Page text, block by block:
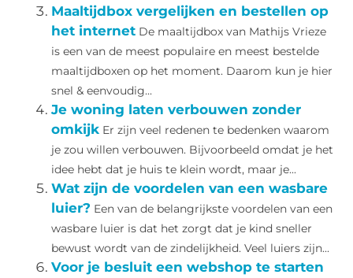
Maaltijdbox vergelijken en bestellen op
het internet De maaltijdbox van Mathijs Vrieze
is een van de meest populaire en meest bestelde
maaltijdboxen op het moment. Daarom kun je hier
snel & eenvoudig...
Je woning laten verbouwen zonder
omkijk Er zijn veel redenen te bedenken waarom
je zou willen verbouwen. Bijvoorbeeld omdat je het
idee hebt dat je huis te klein wordt, maar je...
Wat zijn de voordelen van een wasbare
luier? Een van de belangrijkste voordelen van een
wasbare luier is dat het zorgt dat je kind sneller
bewust wordt van de zindelijkheid. Veel luiers zijn...
Voor je besluit een webshop te starten